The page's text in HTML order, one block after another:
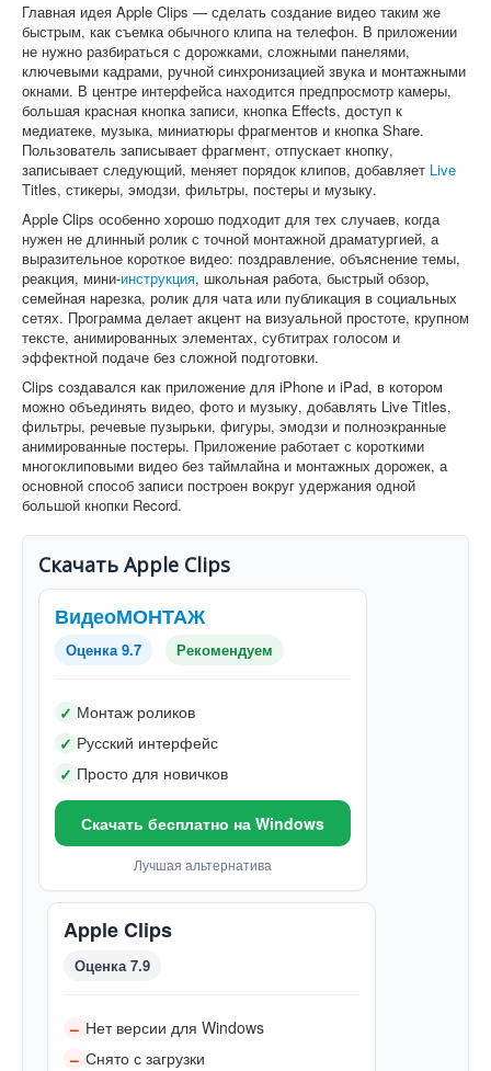
Главная идея Apple Clips — сделать создание видео таким же
быстрым, как съемка обычного клипа на телефон. В приложении
не нужно разбираться с дорожками, сложными панелями,
ключевыми кадрами, ручной синхронизацией звука и монтажными
окнами. В центре интерфейса находится предпросмотр камеры,
большая красная кнопка записи, кнопка Effects, доступ к
медиатеке, музыка, миниатюры фрагментов и кнопка Share.
Пользователь записывает фрагмент, отпускает кнопку,
записывает следующий, меняет порядок клипов, добавляет Live
Titles, стикеры, эмодзи, фильтры, постеры и музыку.
Apple Clips особенно хорошо подходит для тех случаев, когда
нужен не длинный ролик с точной монтажной драматургией, а
выразительное короткое видео: поздравление, объяснение темы,
реакция, мини-инструкция, школьная работа, быстрый обзор,
семейная нарезка, ролик для чата или публикация в социальных
сетях. Программа делает акцент на визуальной простоте, крупном
тексте, анимированных элементах, субтитрах голосом и
эффектной подаче без сложной подготовки.
Clips создавался как приложение для iPhone и iPad, в котором
можно объединять видео, фото и музыку, добавлять Live Titles,
фильтры, речевые пузырьки, фигуры, эмодзи и полноэкранные
анимированные постеры. Приложение работает с короткими
многоклиповыми видео без таймлайна и монтажных дорожек, а
основной способ записи построен вокруг удержания одной
большой кнопки Record.
Скачать Apple Clips
ВидеоМОНТАЖ
Оценка 9.7 Рекомендуем
✓ Монтаж роликов
✓ Русский интерфейс
✓ Просто для новичков
Скачать бесплатно на Windows
Лучшая альтернатива
Apple Clips
Оценка 7.9
– Нет версии для Windows
– Снято с загрузки